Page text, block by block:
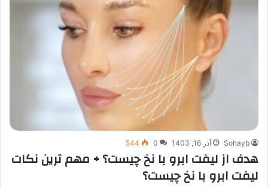
Sohayb آذر 16, 1403 0
544
هدف از لیفت ابرو با نخ چیست؟ + مهم ترین نکات
لیفت ابرو با نخ چیست؟